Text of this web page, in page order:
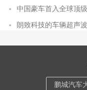
中国豪车首入全球顶
朗致科技的车辆超声
鹏城汽车